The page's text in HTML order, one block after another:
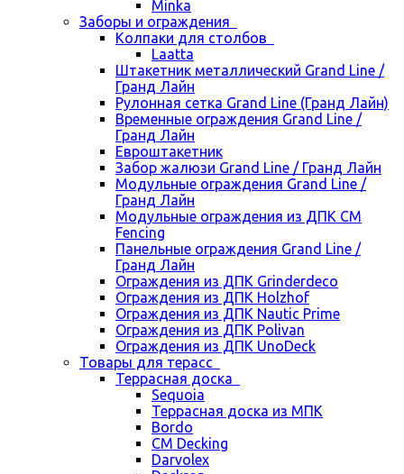
Minka
Заборы и ограждения
Колпаки для столбов
Laatta
Штакетник металлический Grand Line /
Гранд Лайн
Рулонная сетка Grand Line (Гранд Лайн)
Временные ограждения Grand Line /
Гранд Лайн
Евроштакетник
Забор жалюзи Grand Line / Гранд Лайн
Модульные ограждения Grand Line /
Гранд Лайн
Модульные ограждения из ДПК CM
Fencing
Панельные ограждения Grand Line /
Гранд Лайн
Ограждения из ДПК Grinderdeco
Ограждения из ДПК Holzhof
Ограждения из ДПК Nautic Prime
Ограждения из ДПК Polivan
Ограждения из ДПК UnoDeck
Товары для терасс
Террасная доска
Sequoia
Террасная доска из МПК
Bordo
CM Decking
Darvolex